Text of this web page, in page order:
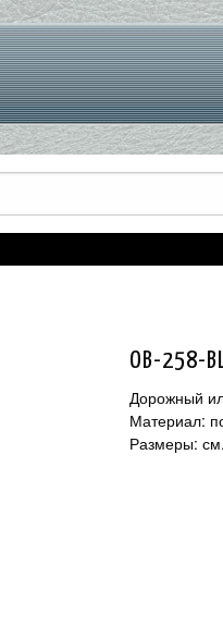
OB-258-
Дорожный
Материал:
Размеры: